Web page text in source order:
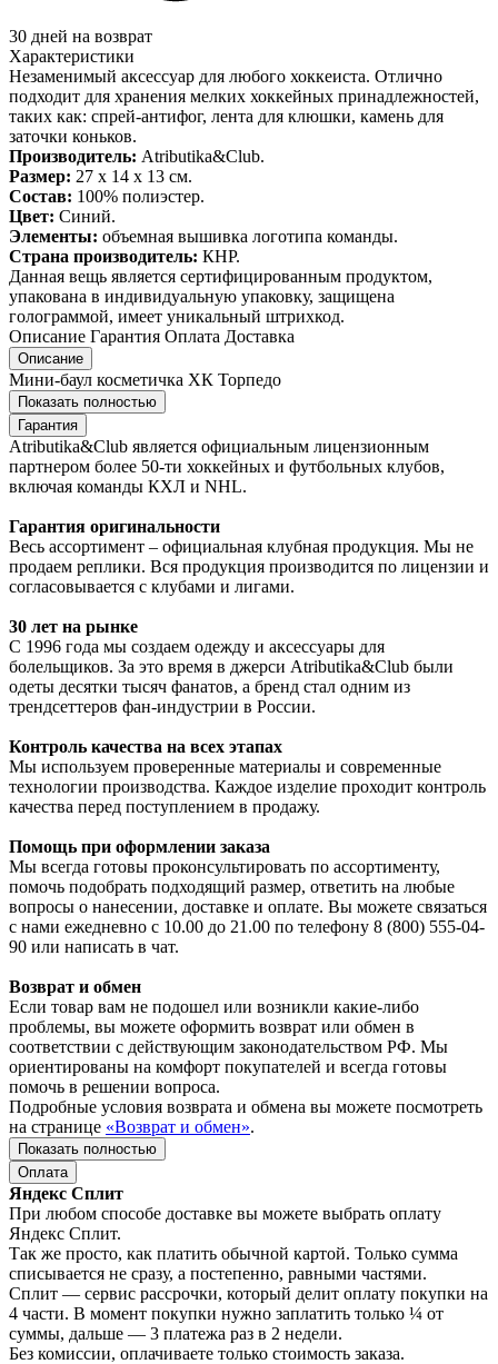
30 дней на возврат
Характеристики
Незаменимый аксессуар для любого хоккеиста. Отлично
подходит для хранения мелких хоккейных принадлежностей,
таких как: спрей-антифог, лента для клюшки, камень для
заточки коньков.
Производитель: Atributika&Club.
Размер: 27 x 14 x 13 см.
Состав: 100% полиэстер.
Цвет: Синий.
Элементы: объемная вышивка логотипа команды.
Страна производитель: КНР.
Данная вещь является сертифицированным продуктом,
упакована в индивидуальную упаковку, защищена
голограммой, имеет уникальный штрихкод.
Описание Гарантия Оплата Доставка
Описание
Мини-баул косметичка ХК Торпедо
Показать полностью
Гарантия
Atributika&Club является официальным лицензионным
партнером более 50-ти хоккейных и футбольных клубов,
включая команды КХЛ и NHL.
Гарантия оригинальности
Весь ассортимент – официальная клубная продукция. Мы не
продаем реплики. Вся продукция производится по лицензии и
согласовывается с клубами и лигами.
30 лет на рынке
С 1996 года мы создаем одежду и аксессуары для
болельщиков. За это время в джерси Atributika&Club были
одеты десятки тысяч фанатов, а бренд стал одним из
трендсеттеров фан-индустрии в России.
Контроль качества на всех этапах
Мы используем проверенные материалы и современные
технологии производства. Каждое изделие проходит контроль
качества перед поступлением в продажу.
Помощь при оформлении заказа
Мы всегда готовы проконсультировать по ассортименту,
помочь подобрать подходящий размер, ответить на любые
вопросы о нанесении, доставке и оплате. Вы можете связаться
с нами ежедневно с 10.00 до 21.00 по телефону 8 (800) 555-04-
90 или написать в чат.
Возврат и обмен
Если товар вам не подошел или возникли какие-либо
проблемы, вы можете оформить возврат или обмен в
соответствии с действующим законодательством РФ. Мы
ориентированы на комфорт покупателей и всегда готовы
помочь в решении вопроса.
Подробные условия возврата и обмена вы можете посмотреть
на странице «Возврат и обмен».
Показать полностью
Оплата
Яндекс Сплит
При любом способе доставке вы можете выбрать оплату
Яндекс Сплит.
Так же просто, как платить обычной картой. Только сумма
списывается не сразу, а постепенно, равными частями.
Сплит — сервис рассрочки, который делит оплату покупки на
4 части. В момент покупки нужно заплатить только ¼ от
суммы, дальше — 3 платежа раз в 2 недели.
Без комиссии, оплачиваете только стоимость заказа.